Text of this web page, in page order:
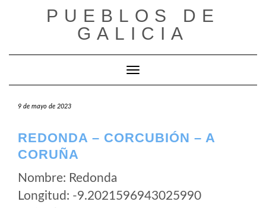
PUEBLOS DE
GALICIA
Cambiar modo de navegación
9 de mayo de 2023
REDONDA – CORCUBIÓN – A
CORUÑA
Nombre: Redonda
Longitud: -9.2021596943025990